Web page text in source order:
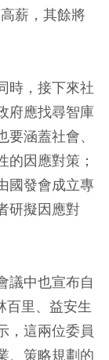
薪，其餘將
時，接下來社
府應找尋智庫
涵蓋社會、
因應對策；
國發會成立專
研擬因應對
議中也宣布自
百里、益安生
，這兩位委員
、策略規劃的